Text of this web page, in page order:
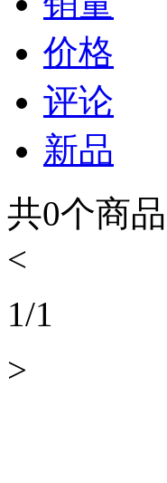
价格
评论
新品
共0个商品
<
1/1
>